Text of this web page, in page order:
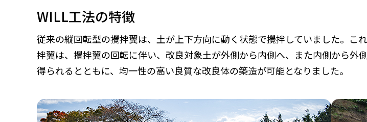
WILL工法の特徴
従来の縦回転型の攪拌翼は、土が上下方向に動く状態で攪拌していました。
拌翼は、攪拌翼の回転に伴い、改良対象土が外側から内側へ、また内側から
得られるとともに、均一性の高い良質な改良体の築造が可能となりました。